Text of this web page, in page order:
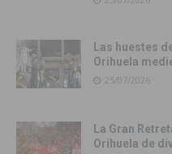
Las huestes
Orihuela
25/07/2026
La Gran
Orihuela de